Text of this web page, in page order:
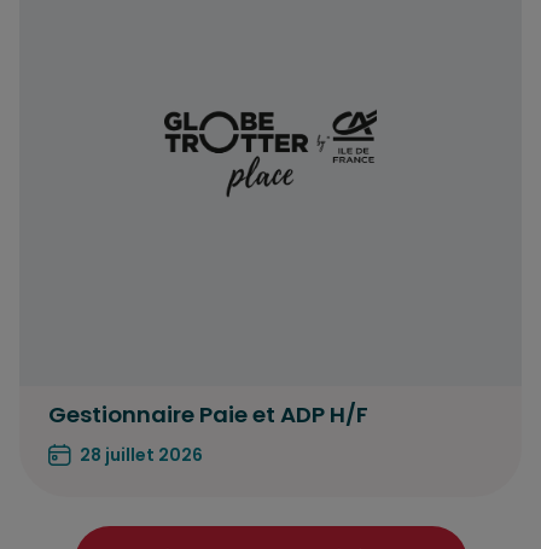
Gestionnaire Paie et ADP H/F
28 juillet 2026